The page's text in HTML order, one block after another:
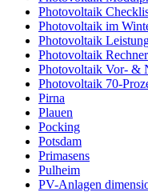
Photovoltaik
Photovoltaik im
Photovoltaik
Photovoltaik Rechner
Photovoltaik Vor- &
Photovoltaik 70-
Pirna
Plauen
Pocking
Potsdam
Primasens
Pulheim
PV-Anlagen